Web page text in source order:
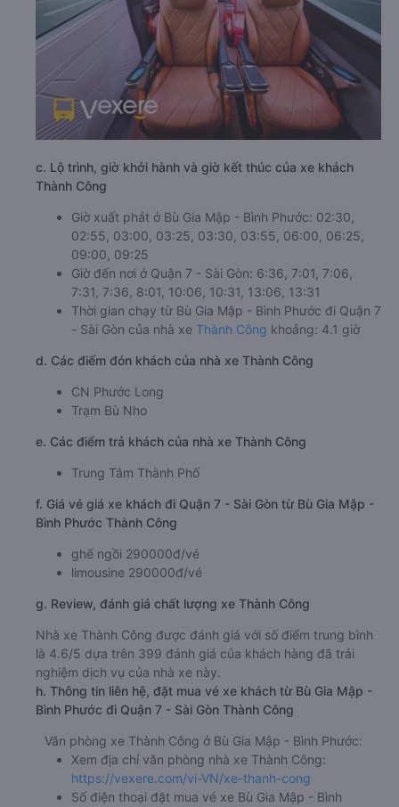
c. Lộ trình, giờ khởi hành và giờ kết thúc của xe khách
Thành Công
Giờ xuất phát ở Bù Gia Mập - Bình Phước: 02:30,
02:55, 03:00, 03:25, 03:30, 03:55, 06:00, 06:25,
09:00, 09:25
Giờ đến nơi ở Quận 7 - Sài Gòn: 6:36, 7:01, 7:06,
7:31, 7:36, 8:01, 10:06, 10:31, 13:06, 13:31
Thời gian chạy từ Bù Gia Mập - Bình Phước đi Quận 7
- Sài Gòn của nhà xe Thành Công khoảng: 4.1 giờ
d. Các điểm đón khách của nhà xe Thành Công
CN Phước Long
Trạm Bù Nho
e. Các điểm trả khách của nhà xe Thành Công
Trung Tâm Thành Phố
f. Giá vé giá xe khách đi Quận 7 - Sài Gòn từ Bù Gia Mập -
Bình Phước Thành Công
ghế ngồi 290000đ/vé
limousine 290000đ/vé
g. Review, đánh giá chất lượng xe Thành Công
Nhà xe Thành Công được đánh giá với số điểm trung bình
là 4.6/5 dựa trên 399 đánh giá của khách hàng đã trải
nghiệm dịch vụ của nhà xe này.
h. Thông tin liên hệ, đặt mua vé xe khách từ Bù Gia Mập -
Bình Phước đi Quận 7 - Sài Gòn Thành Công
Văn phòng xe Thành Công ở Bù Gia Mập - Bình Phước:
Xem địa chỉ văn phòng nhà xe Thành Công:
https://vexere.com/vi-VN/xe-thanh-cong
Số điện thoại đặt mua vé xe Bù Gia Mập - Bình